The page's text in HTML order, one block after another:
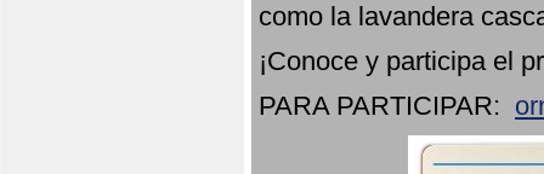
como la lavandera
¡Conoce y participa el
PARA PARTICIPAR: